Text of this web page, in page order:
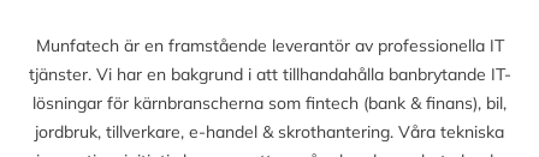
Munfatech är en framstående leverantör av professionella IT
tjänster. Vi har en bakgrund i att tillhandahålla banbrytande IT-
lösningar för kärnbranscherna som fintech (bank & finans), bil,
jordbruk, tillverkare, e-handel & skrothantering. Våra tekniska